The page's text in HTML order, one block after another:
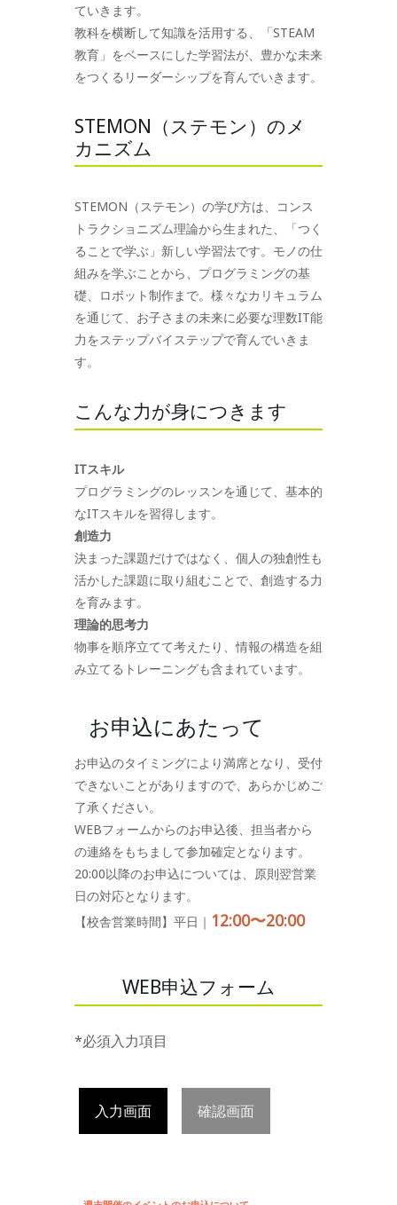
ていきます。
教科を横断して知識を活用する、「STEAM
教育」をベースにした学習法が、豊かな未来
をつくるリーダーシップを育んでいきます。
STEMON（ステモン）のメ
カニズム
STEMON（ステモン）の学び方は、コンス
トラクショニズム理論から生まれた、「つく
ることで学ぶ」新しい学習法です。モノの仕
組みを学ぶことから、プログラミングの基
礎、ロボット制作まで。様々なカリキュラム
を通じて、お子さまの未来に必要な理数IT能
力をステップバイステップで育んでいきま
す。
こんな力が身につきます
ITスキル
プログラミングのレッスンを通じて、基本的
なITスキルを習得します。
創造力
決まった課題だけではなく、個人の独創性も
活かした課題に取り組むことで、創造する力
を育みます。
理論的思考力
物事を順序立てて考えたり、情報の構造を組
み立てるトレーニングも含まれています。
お申込にあたって
お申込のタイミングにより満席となり、受付
できないことがありますので、あらかじめご
了承ください。
WEBフォームからのお申込後、担当者から
の連絡をもちまして参加確定となります。
20:00以降のお申込については、原則翌営業
日の対応となります。
【校舎営業時間】平日｜ 12:00〜20:00
WEB申込フォーム
*必須入力項目
入力画面 確認画面